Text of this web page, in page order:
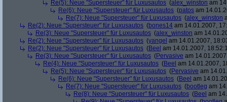
Re(5): Neue "Supersteuer" für Luxusautos (alex_winston am
Re(6): Neue "Supersteuer" für Luxusautos (patos am
Re(7): Neue "Supersteuer" für Luxusautos (alex_winston
Re(2): Neue "Supersteuer" für Luxusautos (bones14 am 14.01.2007,
Re(3): Neue "Supersteuer" für Luxusautos (alex_winston am
Re(2): Neue "Supersteuer" für Luxusautos (yangel am 14.01.2007,
Re(2): Neue "Supersteuer" für Luxusautos (Beel am 14.01.2007,
Re(3): Neue "Supersteuer" für Luxusautos (Pervasive am
Re(4): Neue "Supersteuer" für Luxusautos (Beel am 14.01.2007,
Re(5): Neue "Supersteuer" für Luxusautos (Pervasive am
Re(6): Neue "Supersteuer" für Luxusautos (Beel am
Re(7): Neue "Supersteuer" für Luxusautos (bootleg am
Re(8): Neue "Supersteuer" für Luxusautos (Beel am